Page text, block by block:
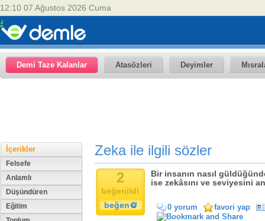
12:10 07 Ağustos 2026 Cuma
Demi Taze Kalanlar Atasözleri Deyimler
İçerikler
Felsefe
Anlamlı
Düşündüren
Eğitim
Zeka ile ilgili sözler
2
beğenildi
beğen
Bir insanın nasıl
ise zekâsını ve seviyesini
0 yorum favori yap